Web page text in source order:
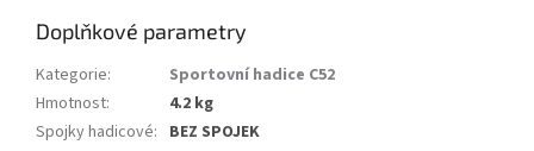
Doplňkové parametry
Kategorie:
Sportovní hadice C52
Hmotnost:
4.2 kg
Spojky hadicové: BEZ SPOJEK